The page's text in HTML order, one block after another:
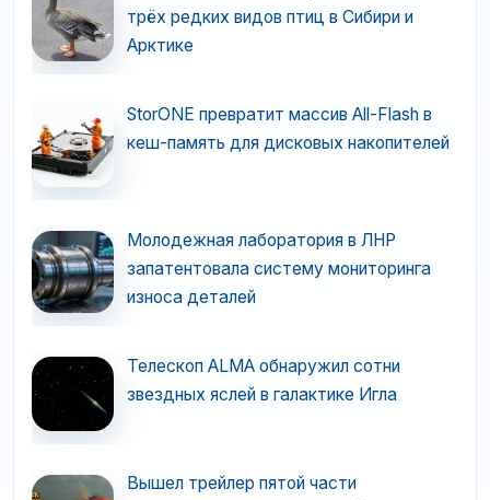
трёх редких видов птиц в Сибири и
Арктике
StorONE превратит массив All-Flash в
кеш-память для дисковых накопителей
Молодежная лаборатория в ЛНР
запатентовала систему мониторинга
износа деталей
Телескоп ALMA обнаружил сотни
звездных яслей в галактике Игла
Вышел трейлер пятой части